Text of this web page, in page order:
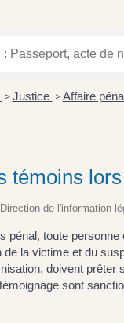
> Justice > Affaire
témoins
de l'information
pénal, toute
de la victime et du
doivent
sont